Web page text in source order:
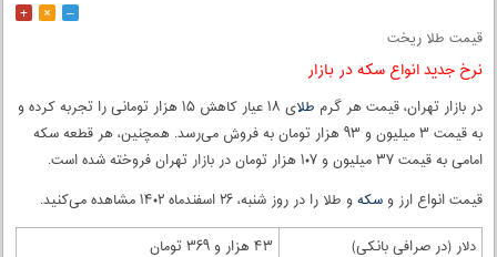
–
×
+
قیمت طلا ریخت
نرخ جدید انواع سکه در بازار
در بازار تهران، قیمت هر گرم طلا
ی ۱۸ عیار کاهش ۱۵ هزار تومانی را تجربه کرده و
به قیمت ۳ میلیون و ۹۳ هزار تومان به فروش می‌رسد. همچنین، هر قطعه سکه
امامی به قیمت ۳۷ میلیون و ۱۰۷ هزار تومان در بازار تهران فروخته شده است.
قیمت انواع ارز وسکهو طلا را در روز شنبه، ۲۶ اسفندماه ۱۴۰۲ مشاهده می‌کنید.
دلار (در صرافی بانکی)
۴۳ هزار و ۳۶۹ تومان